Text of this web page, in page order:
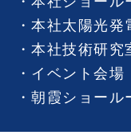
本社太陽光発
本社技術研究
イベント会場
朝霞ショール